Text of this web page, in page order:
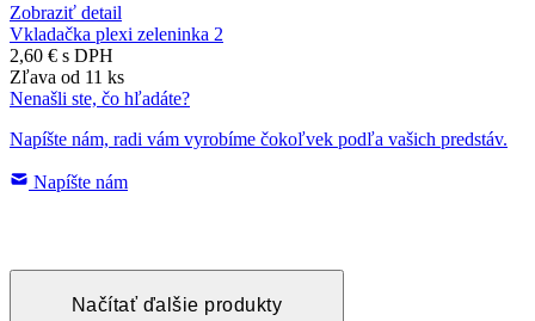
Zobraziť detail
Vkladačka plexi zeleninka 2
2,60 € s DPH
Zľava od 11 ks
Nenašli ste, čo hľadáte?
Napíšte nám, radi vám vyrobíme čokoľvek podľa vašich predstáv.
Napíšte nám
Načítať ďalšie produkty